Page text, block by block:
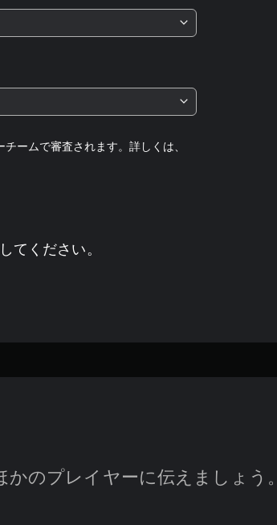
ームで審査されます。詳しくは、
てください。
のプレイヤーに伝えましょう。